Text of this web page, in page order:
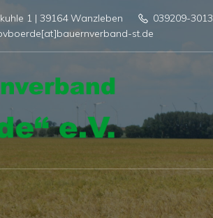
1 | 39164 Wanzleben
039209-3013
st.de